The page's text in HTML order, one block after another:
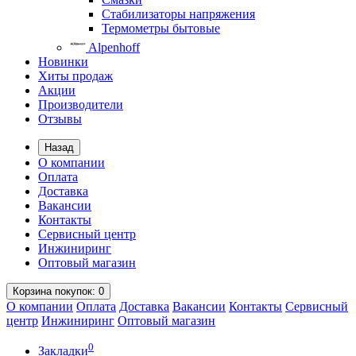
Стабилизаторы напряжения
Термометры бытовые
Alpenhoff
Новинки
Хиты продаж
Акции
Производители
Отзывы
Назад
О компании
Оплата
Доставка
Вакансии
Контакты
Сервисный центр
Инжиниринг
Оптовый магазин
Корзинапокупок: 0
О компании Оплата Доставка Вакансии Контакты Сервисный
центр Инжиниринг Оптовый магазин
Закладки0